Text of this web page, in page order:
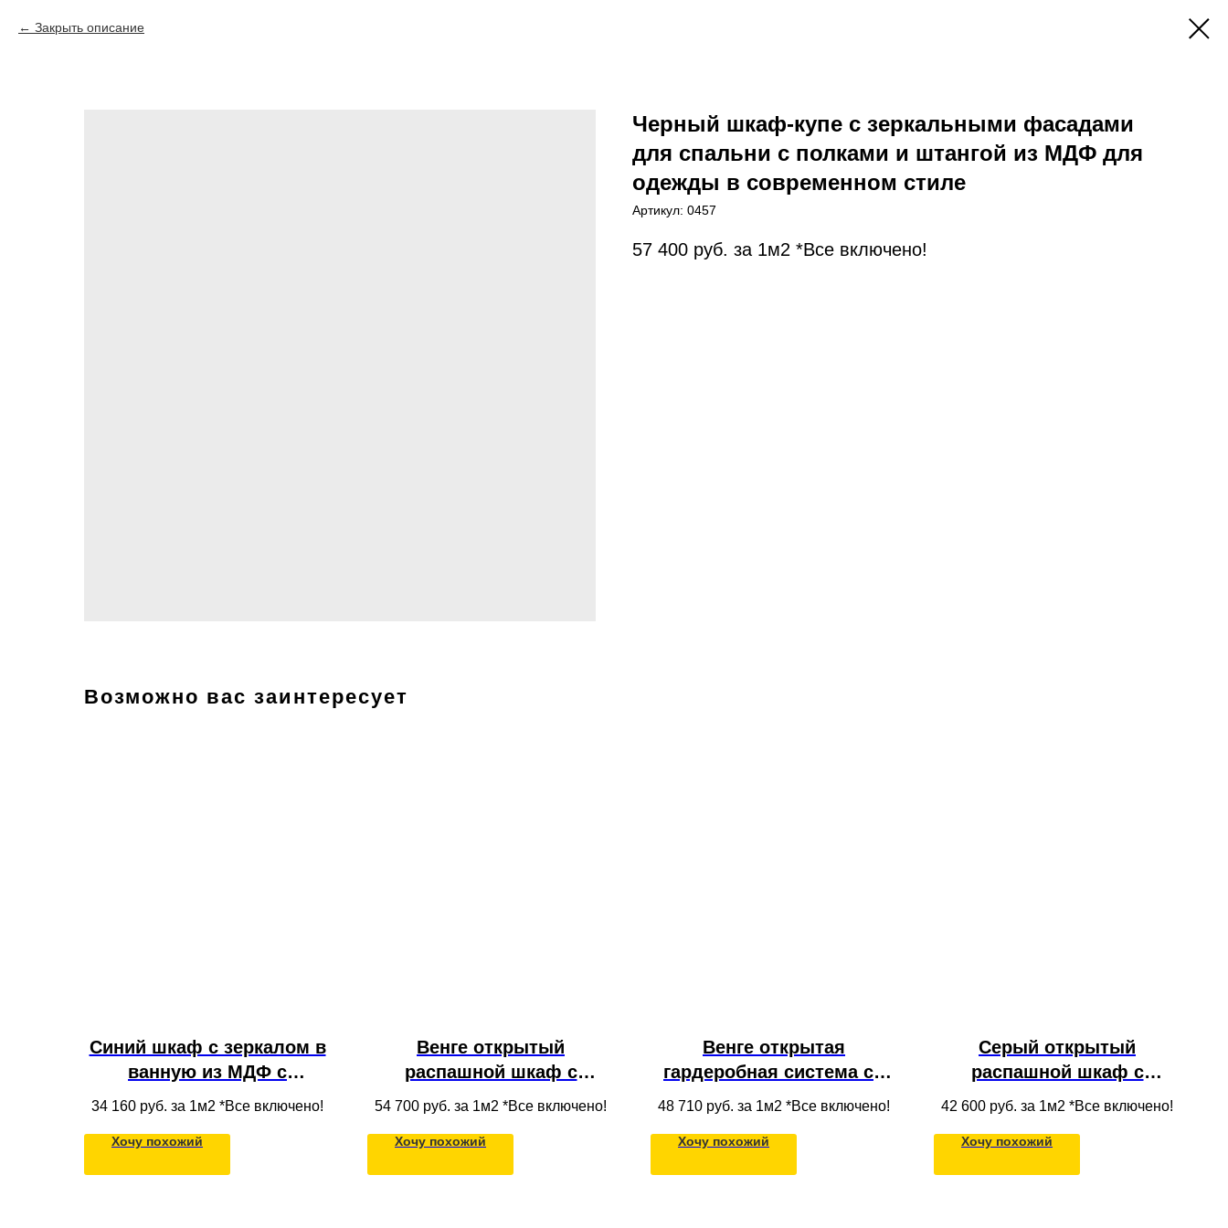
Закрыть описание
Черный шкаф-купе с зеркальными фасадами
для спальни с полками и штангой из МДФ для
одежды в современном стиле
Артикул: 0457
57 400 руб. за 1м2 *Все включено!
Возможно вас заинтересует
Синий шкаф с зеркалом в
ванную из МДФ с
фрезеровкой, открытыми
ящиками
34 160 руб. за 1м2 *Все включено!
Хочу похожий
Венге открытый
распашной шкаф с
антресолью, полками и
массива дерева в нишу
под потолок
54 700 руб. за 1м2 *Все включено!
Хочу похожий
Венге открытая
гардеробная система со
стеклянной витриной с
антресолью из массива
дерева под потолок
48 710 руб. за 1м2 *Все включено!
Хочу похожий
Серый открытый
распашной шкаф с
антресолью, полками и
нишу под потолок для
гостиной
42 600 руб. за 1м2 *Все включено!
Хочу похожий